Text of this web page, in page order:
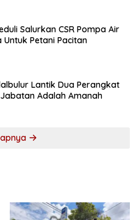
Salurkan CSR Pompa Air
Untuk Petani Pacitan
Lantik Dua Perangkat
Adalah Amanah